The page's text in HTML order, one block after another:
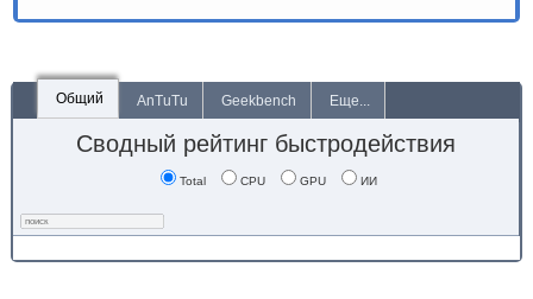
Общий AnTuTu Geekbench Еще...
Сводный рейтинг быстродействия
Total CPU GPU ИИ